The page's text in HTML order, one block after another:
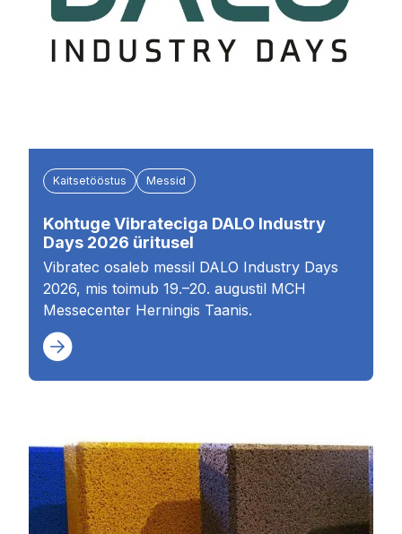
Kaitsetööstus Messid
Kohtuge Vibrateciga DALO Industry
Days 2026 üritusel
Vibratec osaleb messil DALO Industry Days
2026, mis toimub 19.–20. augustil MCH
Messecenter Herningis Taanis.